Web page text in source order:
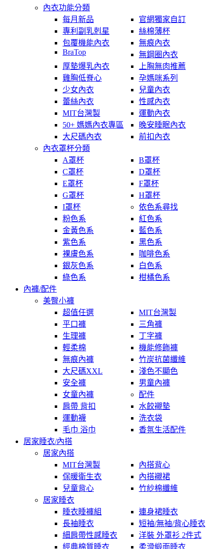
內衣功能分類
每月新品
官網獨家自訂
專利副乳剋星
絲棉薄杯
包覆機能內衣
無痕內衣
BraTop
無鋼圈內衣
厚墊爆乳內衣
上胸無肉推薦
雞胸低脊心
孕媽咪系列
少女內衣
兒童內衣
蕾絲內衣
性感內衣
MIT台灣製
運動內衣
50+ 媽媽內衣專區
晚安睡眠內衣
大尺碼內衣
前扣內衣
內衣罩杯分類
A罩杯
B罩杯
C罩杯
D罩杯
E罩杯
F罩杯
G罩杯
H罩杯
I罩杯
依色系尋找
粉色系
紅色系
金黃色系
藍色系
紫色系
黑色系
裸膚色系
咖啡色系
銀灰色系
白色系
綠色系
柑橘色系
內褲/配件
美臀小褲
超值任選
MIT台灣製
平口褲
三角褲
生理褲
丁字褲
輕柔棉
機能修飾褲
無痕內褲
竹炭抗菌纖維
大尺碼XXL
淺色不顯色
安全褲
男童內褲
女童內褲
配件
肩帶 背扣
水餃襯墊
運動襪
洗衣袋
毛巾 浴巾
香氛生活配件
居家睡衣/內搭
居家內搭
MIT台灣製
內搭背心
保暖衛生衣
內搭襯裙
兒童背心
竹紗棉纖維
居家睡衣
睡衣睡褲組
連身裙睡衣
長袖睡衣
短袖/無袖/背心睡衣
細肩帶性感睡衣
洋裝 外罩衫 2件式
經典棉質睡衣
柔滑緞面睡衣